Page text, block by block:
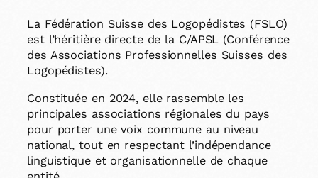
La Fédération Suisse des Logopédistes (FSLO)
est l’héritière directe de la C/APSL (Conférence
des Associations Professionnelles Suisses des
Logopédistes).
Constituée en 2024, elle rassemble les
principales associations régionales du pays
pour porter une voix commune au niveau
national, tout en respectant l’indépendance
linguistique et organisationnelle de chaque